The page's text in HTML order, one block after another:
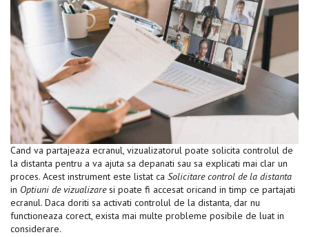
Cand va partajeaza ecranul, vizualizatorul poate solicita controlul de
la distanta pentru a va ajuta sa depanati sau sa explicati mai clar un
proces. Acest instrument este listat ca Solicitare control de la distanta
in Optiuni de vizualizaresi poate fi accesat oricand in timp ce partajati
ecranul. Daca doriti sa activati controlul de la distanta, dar nu
functioneaza corect, exista mai multe probleme posibile de luat in
considerare.